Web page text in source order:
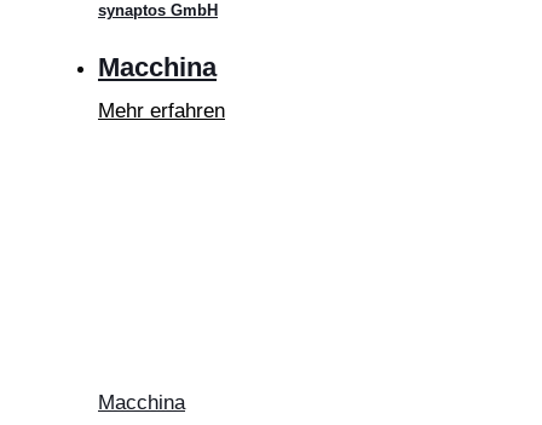
synaptos GmbH
Macchina
Mehr erfahren
Macchina